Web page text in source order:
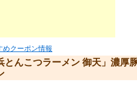
めクーポン情報
とんこつラーメン 御天」濃厚